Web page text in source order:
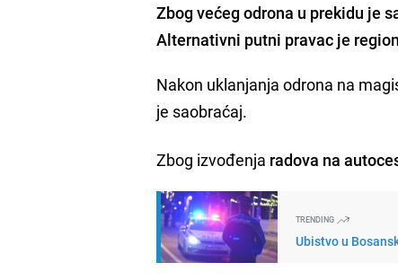
Zbog većeg odrona u prekidu je
Alternativni putni pravac je
Nakon uklanjanja odrona na
je saobraćaj.
Zbog izvođenja radova na
TRENDING
Ubistvo u